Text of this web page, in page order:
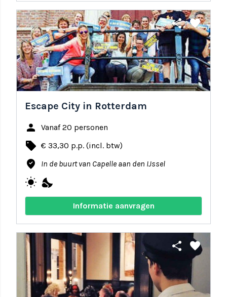
share favorite
Escape City in Rotterdam
person Vanaf 20 personen
local_offer € 33,30 p.p. (incl. btw)
where_to_vote In de buurt van Capelle aan den IJssel
wb_sunny nights_stay
Informatie aanvragen
share favorite